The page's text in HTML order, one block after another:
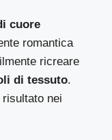
cuore
romantica
ricreare
di tessuto.
nei